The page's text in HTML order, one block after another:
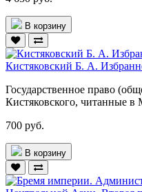
В корзину
Кистяковский Б. А.
Государственное право
Кистяковского, читанные в
700 руб.
В корзину